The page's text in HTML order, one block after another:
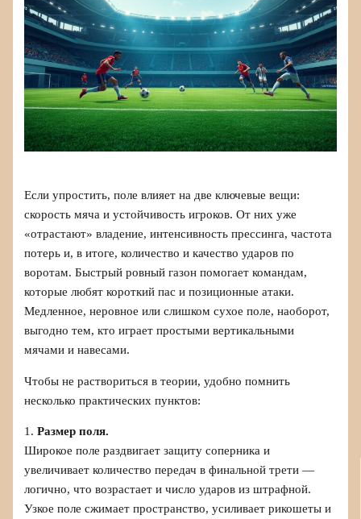
Если упростить, поле влияет на две ключевые вещи:
скорость мяча и устойчивость игроков. От них уже
«отрастают» владение, интенсивность прессинга, частота
потерь и, в итоге, количество и качество ударов по
воротам. Быстрый ровный газон помогает командам,
которые любят короткий пас и позиционные атаки.
Медленное, неровное или слишком сухое поле, наоборот,
выгодно тем, кто играет простыми вертикальными
мячами и навесами.
Чтобы не раствориться в теории, удобно помнить
несколько практических пунктов:
1.Размер поля.
Широкое поле раздвигает защиту соперника и
увеличивает количество передач в финальной трети —
логично, что возрастает и число ударов из штрафной.
Узкое поле сжимает пространство, усиливает рикошеты и